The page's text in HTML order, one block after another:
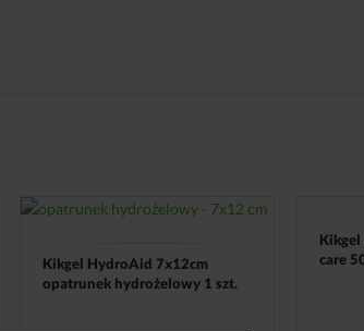
Kikgel HydroAid 7x12cm
opatrunek hydrożelowy 1 szt.
care